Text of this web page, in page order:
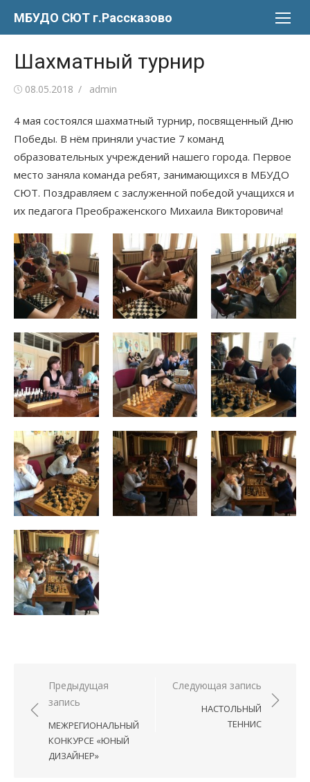
МБУДО СЮТ г.Рассказово
Шахматный турнир
Опубликовано
08.05.2018 Автор
admin
4 мая состоялся шахматный турнир, посвященный Дню
Победы. В нём приняли участие 7 команд
образовательных учреждений нашего города. Первое
место заняла команда ребят, занимающихся в МБУДО
СЮТ. Поздравляем с заслуженной победой учащихся и
их педагога Преображенского Михаила Викторовича!
Навигация
по
записям
Предыдущая
запись
МЕЖРЕГИОНАЛЬНЫЙ
КОНКУРСЕ «ЮНЫЙ
ДИЗАЙНЕР»
Следующая запись
НАСТОЛЬНЫЙ
ТЕННИС